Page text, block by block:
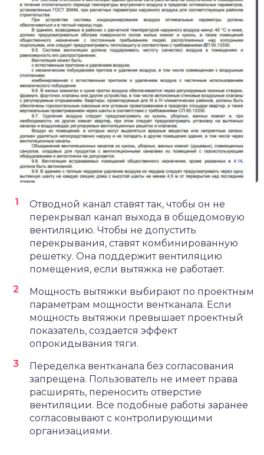
Отводной канал ставят так, чтобы он не
перекрывал канал выхода в общедомовую
вентиляцию. Чтобы не допустить
перекрывания, ставят комбинированную
решетку. Она поддержит вентиляцию
помещения, если вытяжка не работает.
Мощность вытяжки выбирают по проектным
параметрам мощности вентканала. Если
мощность вытяжки превышает проектный
показатель, создается эффект
опрокидывания тяги.
Переделка вентканала без согласования
запрещена. Пользователь не имеет права
расширять, переносить отверстие
вентиляции. Все подобные работы заранее
согласовывают с контролирующими
организациями.